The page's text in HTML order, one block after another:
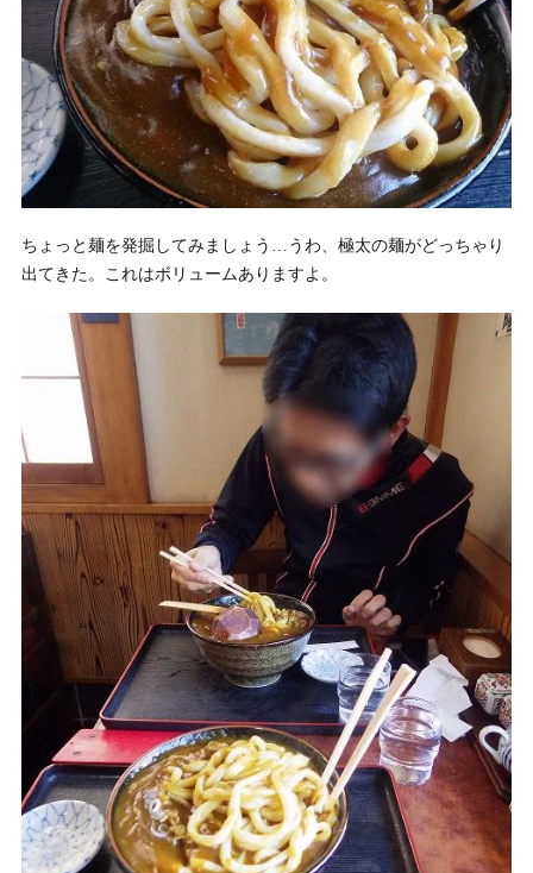
ちょっと麺を発掘してみましょう…うわ、極太の麺がどっちゃり
出てきた。これはボリュームありますよ。